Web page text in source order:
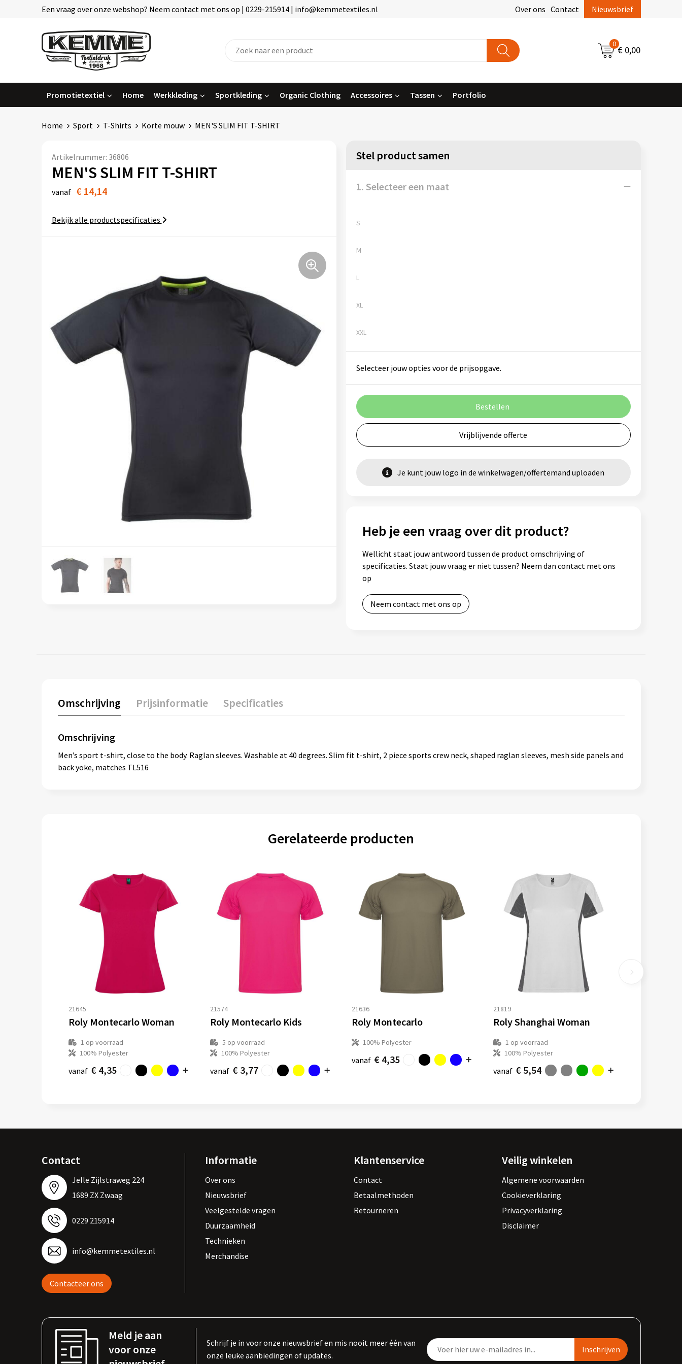
Een vraag over onze webshop? Neem contact met ons op | 0229-215914 | info@kemmetextiles.nl Over ons Contact Nieuwsbrief
0
€ 0,00
Promotietextiel Home Werkkleding Sportkleding Organic Clothing Accessoires Tassen Portfolio
Home Sport T-Shirts Korte mouw MEN'S SLIM FIT T-SHIRT
Artikelnummer: 36806
MEN'S SLIM FIT T-SHIRT
vanaf € 14,14
Bekijk alle productspecificaties
Stel product samen
1. Selecteer een maat
S
M
L
XL
XXL
Selecteer jouw opties voor de prijsopgave.
Bestellen
Vrijblijvende offerte
Je kunt jouw logo in de winkelwagen/offertemand uploaden
Heb je een vraag over dit product?
Wellicht staat jouw antwoord tussen de product omschrijving of
specificaties. Staat jouw vraag er niet tussen? Neem dan contact met ons
op
Neem contact met ons op
Omschrijving Prijsinformatie Specificaties
Omschrijving
Men’s sport t-shirt, close to the body. Raglan sleeves. Washable at 40 degrees. Slim fit t-shirt, 2 piece sports crew neck, shaped raglan sleeves, mesh side panels and
back yoke, matches TL516
Gerelateerde producten
21645
Roly Montecarlo Woman
1 op voorraad
100% Polyester
vanaf € 4,35
21574
Roly Montecarlo Kids
5 op voorraad
100% Polyester
vanaf € 3,77
21636
Roly Montecarlo
100% Polyester
vanaf € 4,35
21819
Roly Shanghai Woman
1 op voorraad
100% Polyester
vanaf € 5,54
Contact
Jelle Zijlstraweg 224
1689 ZX Zwaag
0229 215914
info@kemmetextiles.nl
Contacteer ons
Informatie
Over ons
Nieuwsbrief
Veelgestelde vragen
Duurzaamheid
Technieken
Merchandise
Klantenservice
Contact
Betaalmethoden
Retourneren
Veilig winkelen
Algemene voorwaarden
Cookieverklaring
Privacyverklaring
Disclaimer
Meld je aan
voor onze
Schrijf je in voor onze nieuwsbrief en mis nooit meer één van
onze leuke aanbiedingen of updates.